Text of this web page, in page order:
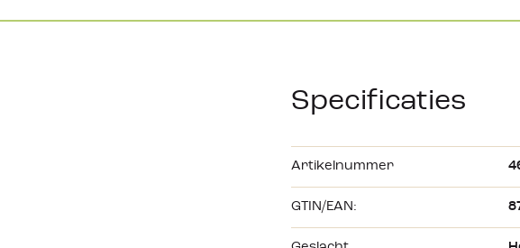
Specificaties
Artikelnummer
GTIN/EAN: